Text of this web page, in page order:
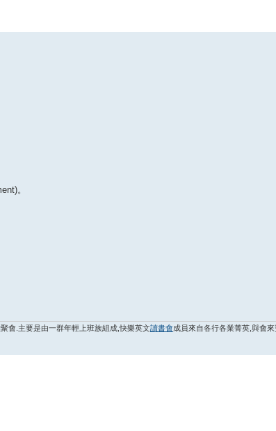
。
會.主要是由一群年輕上班族組成,快樂英文讀書會成員來自各行各業菁英,與會